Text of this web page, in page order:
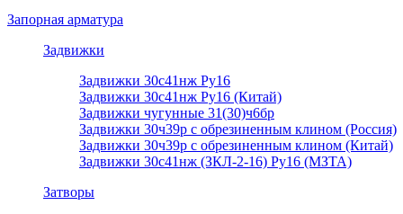
Запорная арматура
Задвижки
Задвижки 30с41нж Ру16
Задвижки 30с41нж Ру16 (Китай)
Задвижки чугунные 31(30)ч6бр
Задвижки 30ч39р с обрезиненным клином (Россия)
Задвижки 30ч39р с обрезиненным клином (Китай)
Задвижки 30с41нж (ЗКЛ-2-16) Ру16 (МЗТА)
Затворы